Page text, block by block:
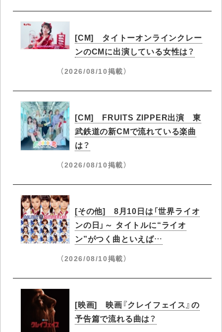
[CM] タイトーオンラインクレー
ンのCMに出演している女性は？
（2026/08/10掲載）
[CM] FRUITS ZIPPER出演 東
武鉄道の新CMで流れている楽曲
は？
（2026/08/10掲載）
[その他] 8月10日は「世界ライオ
ンの日」～ タイトルに“ライオ
ン”がつく曲といえば…
（2026/08/10掲載）
[映画] 映画『クレイフェイス』の
予告篇で流れる曲は？